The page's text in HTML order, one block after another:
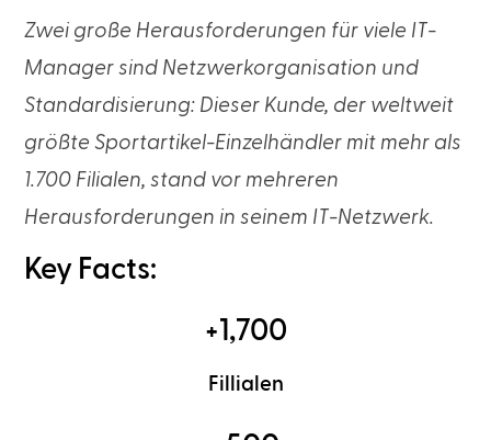
Zwei große Herausforderungen für viele IT-
Manager sind Netzwerkorganisation und
Standardisierung: Dieser Kunde, der weltweit
größte Sportartikel-Einzelhändler mit mehr als
1.700 Filialen, stand vor mehreren
Herausforderungen in seinem IT-Netzwerk.
Key Facts:
+1,700
Fillialen